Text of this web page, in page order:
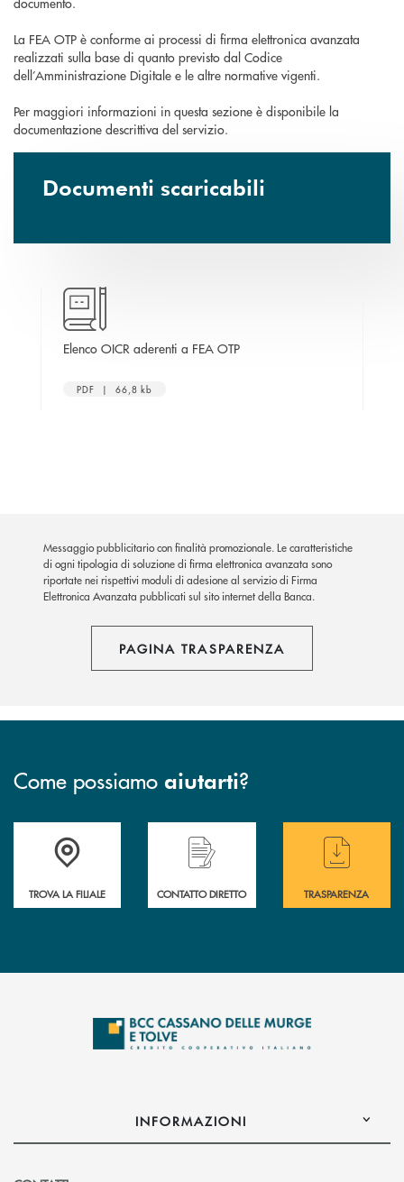
La FEA OTP è conforme ai processi di firma elettronica avanzata
realizzati sulla base di quanto previsto dal Codice
dell’Amministrazione Digitale e le altre normative vigenti.
Per maggiori informazioni in questa sezione è disponibile la
documentazione descrittiva del servizio.
Documenti scaricabili
Elenco OICR aderenti a FEA OTPapre una nuova finestra
PDF | 66,8 kb
Messaggio pubblicitario con finalità promozionale. Le caratteristiche
di ogni tipologia di soluzione di firma elettronica avanzata sono
riportate nei rispettivi moduli di adesione al servizio di Firma
Elettronica Avanzata pubblicati sul sito internet della Banca.
PAGINA TRASPARENZA
Come possiamo aiutarti?
Accedi all' elenco completo delle filiali
TROVA LA FILIALE
Hai bisogno di assistenza immediata ?
CONTATTO DIRETTO
Hai bisogno di
TRASPARENZA
INFORMAZIONI